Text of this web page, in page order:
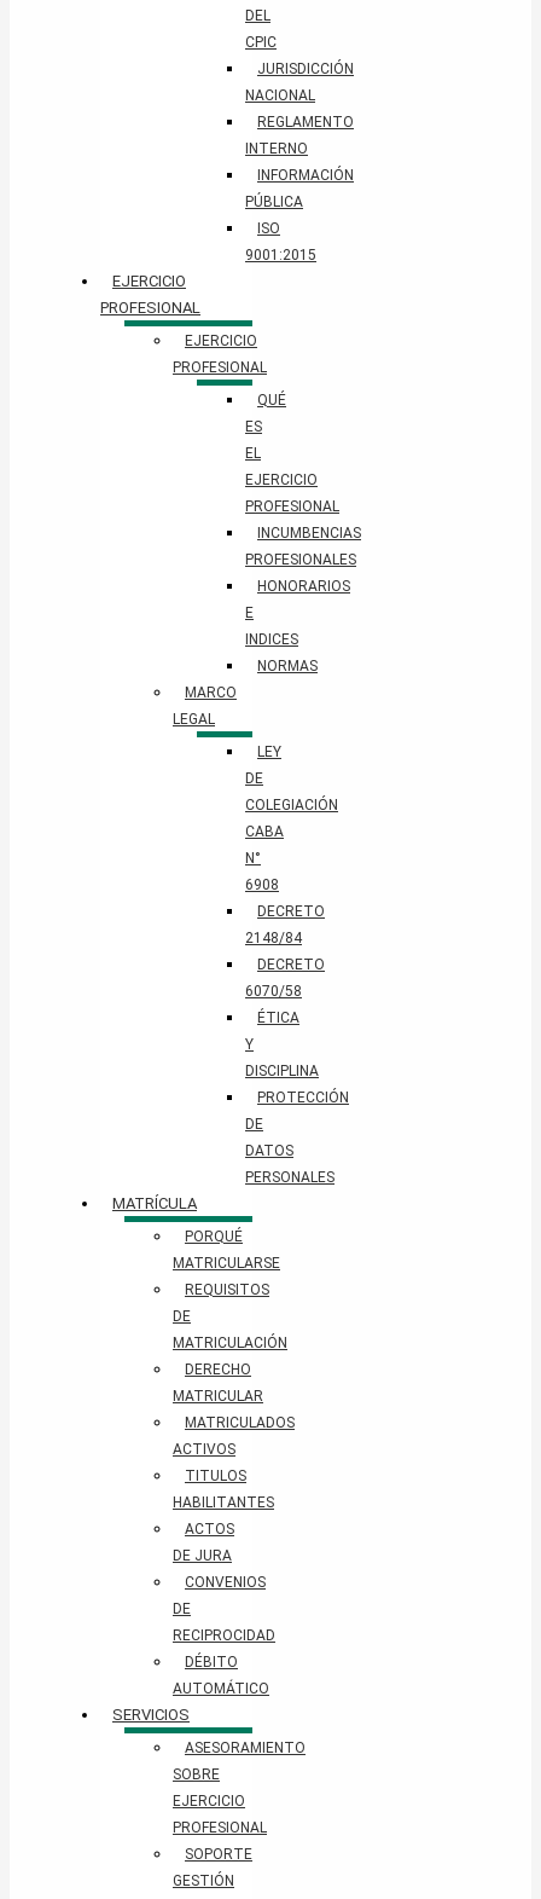
DEL
CPIC
JURISDICCIÓN
NACIONAL
REGLAMENTO
INTERNO
INFORMACIÓN
PÚBLICA
ISO
9001:2015
EJERCICIO
PROFESIONAL
EJERCICIO
PROFESIONAL
QUÉ
ES
EL
EJERCICIO
PROFESIONAL
INCUMBENCIAS
PROFESIONALES
HONORARIOS
E
INDICES
NORMAS
MARCO
LEGAL
LEY
DE
COLEGIACIÓN
CABA
N°
6908
DECRETO
2148/84
DECRETO
6070/58
ÉTICA
Y
DISCIPLINA
PROTECCIÓN
DE
DATOS
PERSONALES​
MATRÍCULA
PORQUÉ
MATRICULARSE
REQUISITOS
DE
MATRICULACIÓN
DERECHO
MATRICULAR
MATRICULADOS
ACTIVOS
TITULOS
HABILITANTES
ACTOS
DE JURA
CONVENIOS
DE
RECIPROCIDAD
DÉBITO
AUTOMÁTICO
SERVICIOS
ASESORAMIENTO
SOBRE
EJERCICIO
PROFESIONAL
SOPORTE
GESTIÓN